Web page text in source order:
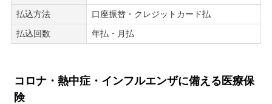
払込方法
口座振替・クレジットカード払
払込回数
年払・月払
コロナ・熱中症・インフルエンザに備える医療保
険